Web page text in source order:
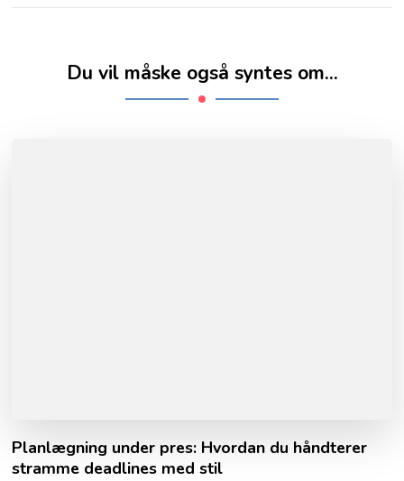
Du vil måske også syntes om...
Planlægning under pres: Hvordan du håndterer
stramme deadlines med stil